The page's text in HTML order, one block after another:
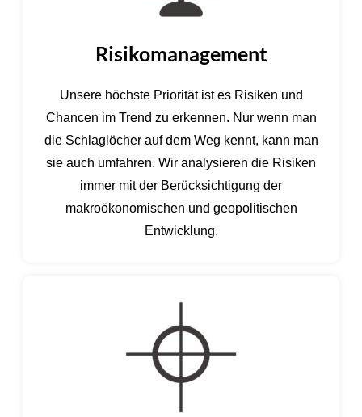
Risikomanagement
Unsere höchste Priorität ist es Risiken und
Chancen im Trend zu erkennen. Nur wenn man
die Schlaglöcher auf dem Weg kennt, kann man
sie auch umfahren. Wir analysieren die Risiken
immer mit der Berücksichtigung der
makroökonomischen und geopolitischen
Entwicklung.